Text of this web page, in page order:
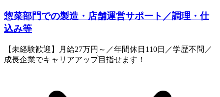
惣菜部門での製造・店舗運営サポート／調理・仕
込み等
【未経験歓迎】月給27万円～／年間休日110日／学歴不問／
成長企業でキャリアアップ目指せます！